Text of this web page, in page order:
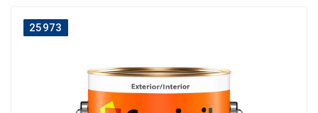
25973